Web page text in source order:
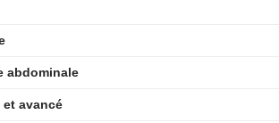
abdominale
avancé